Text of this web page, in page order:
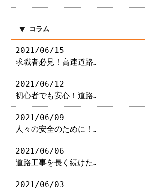
コラム
2021/06/15
求職者必見！高速道路…
2021/06/12
初心者でも安心！道路…
2021/06/09
人々の安全のために！…
2021/06/06
道路工事を長く続けた…
2021/06/03